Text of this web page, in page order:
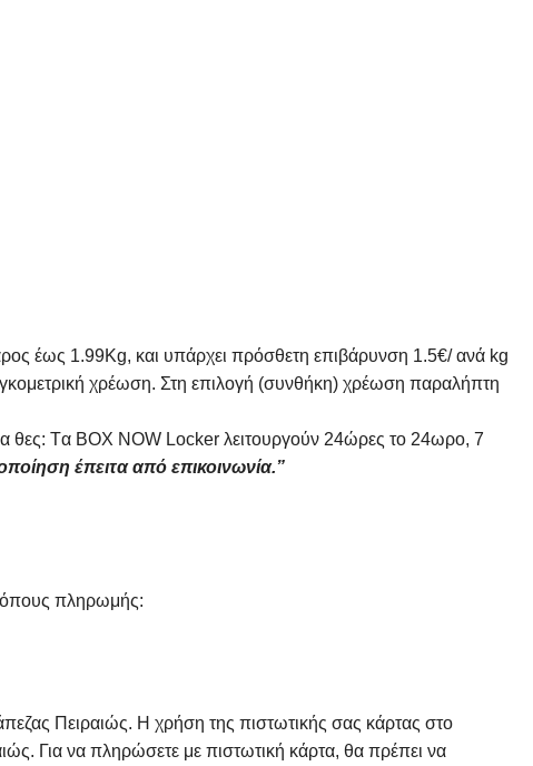
έως 1.99Kg, και υπάρχει πρόσθετη επιβάρυνση 1.5€/ ανά kg
χρέωση. Στη επιλογή (συνθήκη) χρέωση παραλήπτη
θες: Tα ΒΟΧ ΝΟW Locker λειτουργούν 24ώρες το 24ωρο, 7
έπειτα από επικοινωνία.”
πληρωμής:
Πειραιώς. Η χρήση της πιστωτικής σας κάρτας στο
Για να πληρώσετε με πιστωτική κάρτα, θα πρέπει να